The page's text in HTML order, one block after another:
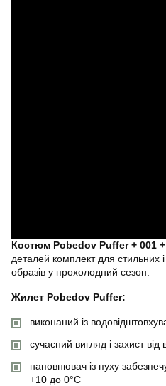
Костюм Pobedov Puffer + 001
деталей комплект для стильних
образів у прохолодний сезон.
Жилет Pobedov Puffer:
виконаний із
сучасний вигляд і захист від
наповнювач із пуху
+10 до 0°C